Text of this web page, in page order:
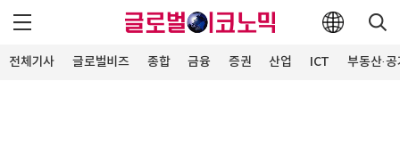
전체기사 글로벌비즈 종합 금융 증권 산업 ICT 부동산·